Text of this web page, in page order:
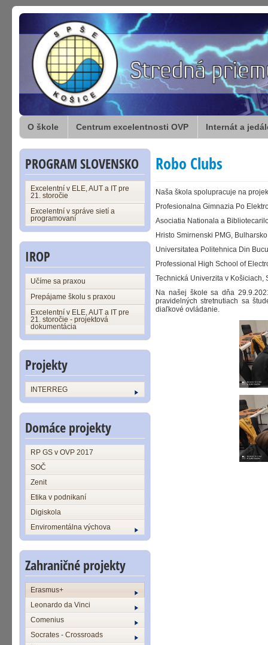
O škole Centrum excelentnosti OVP Internát a
PROGRAM SLOVENSKO
Excelentní v ELE, AUT a IT pre
21. storočie
Excelentní v správe sietí a
programovaní
IROP
Učíme sa praxou
Prepájame školu s praxou
Excelentní v ELE, AUT a IT pre
21. storočie - projektová
dokumentácia
Projekty
INTERREG
Domáce projekty
RP GS v OVP 2017
SOČ
Zenit
Etika v podnikaní
Digiskola
Enviromentálna výchova
Zahraničné projekty
Erasmus+
Leonardo da Vinci
Comenius
Socrates - Crossroads
Robo Clubs
Naša škola spolupracuje na
Profesionalna Gimnazia Po
Asociatia Nationala a
Hristo Smirnenski PMG, Bulharsko
Universitatea Politehnica Din
Professional High School of
Technická Univerzita v Košiciach,
Na našej škole sa dňa
pravidelných stretnutiach sa
diaľkové ovládanie.